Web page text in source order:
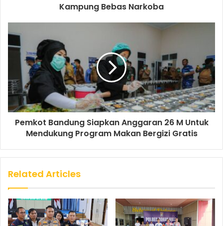
Kampung Bebas Narkoba
Pemkot Bandung Siapkan Anggaran 26 M Untuk
Mendukung Program Makan Bergizi Gratis
Related Articles